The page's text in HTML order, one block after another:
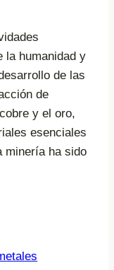
la humanidad y
de las
de
y el oro,
esenciales
minería ha sido